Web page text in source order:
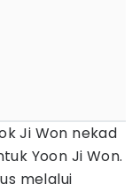
Ji Won nekad
Yoon Ji Won.
melalui